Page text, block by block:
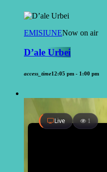
EMISIUNENow on air
D’ale Urbei
access_time12:05 pm - 1:00 pm